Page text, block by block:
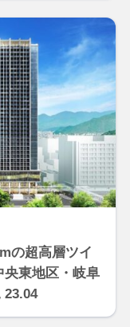
の超高層ツイ
央東地区・岐阜
23.04